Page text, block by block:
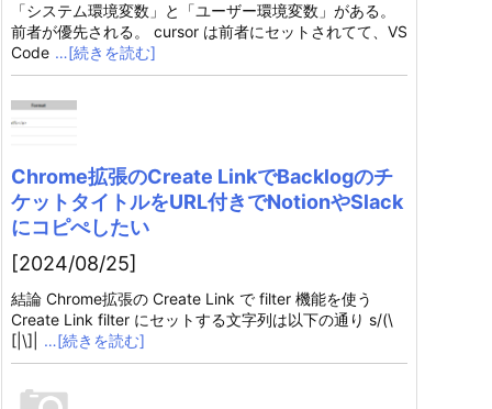
「システム環境変数」と「ユーザー環境変数」がある。
前者が優先される。 cursor は前者にセットされてて、VS
Code …[続きを読む]
Chrome拡張のCreate LinkでBacklogのチ
ケットタイトルをURL付きでNotionやSlack
にコピぺしたい
[2024/08/25]
結論 Chrome拡張の Create Link で filter 機能を使う
Create Link filter にセットする文字列は以下の通り s/(\
[|\]|
…[続きを読む]